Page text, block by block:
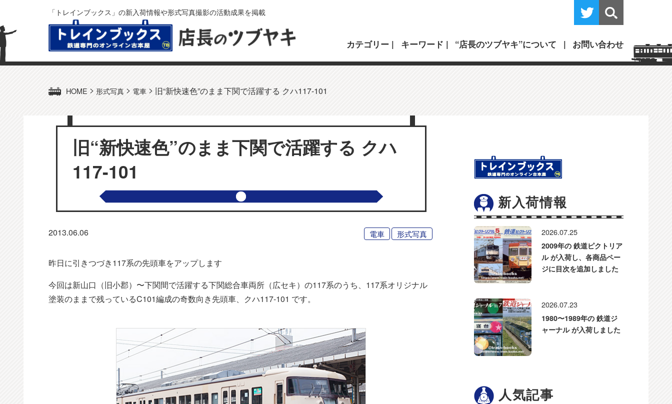
「トレインブックス」の新入荷情報や形式写真撮影の活動成果を掲載
カテゴリー キーワード “店長のツブヤキ”について お問い合わせ
HOME > 形式写真 > 電車 > 旧“新快速色”のまま下関で活躍する クハ117-101
旧“新快速色”のまま下関で活躍する クハ
117-101
2013.06.06 電車 形式写真
昨日に引きつづき117系の先頭車をアップします
今回は新山口（旧小郡）〜下関間で活躍する下関総合車両所（広セキ）の117系のうち、117系オリジナル
塗装のままで残っているC101編成の奇数向き先頭車、クハ117-101 です。
新入荷情報
2026.07.25
2009年の 鉄道ピクトリア
ル が入荷し、各商品ペー
ジに目次を追加しました
2026.07.23
1980〜1989年の 鉄道ジ
ャーナル が入荷しました
人気記事